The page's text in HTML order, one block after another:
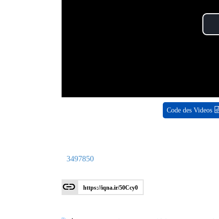
Code des Videos
3497850
https://iqna.ir/50Ccy0